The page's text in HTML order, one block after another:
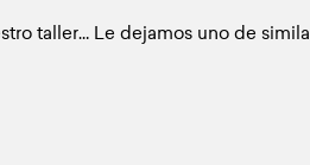
taller… Le dejamos uno de